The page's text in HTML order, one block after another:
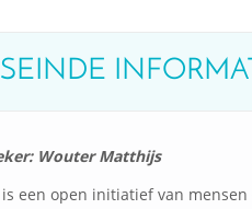
Wouter Matthijs
is een open initiatief van